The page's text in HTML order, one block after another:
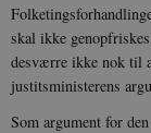
skal ikke
desværre ikke nok til
justitsministerens
Som argument for